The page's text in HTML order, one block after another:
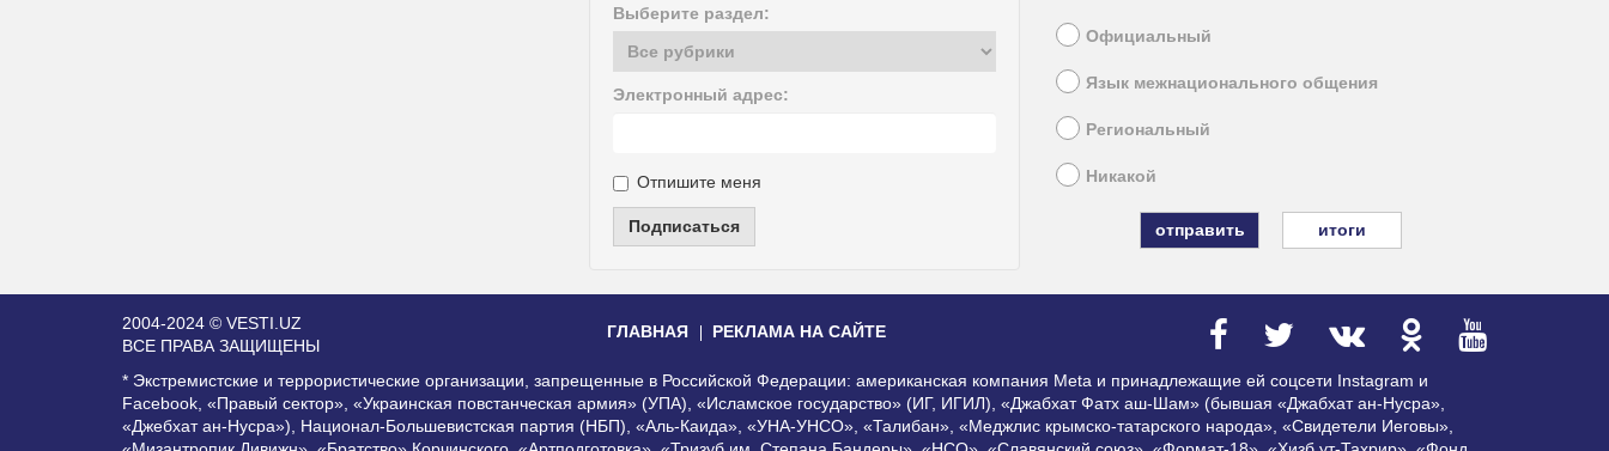
Выберите раздел:
Электронный адрес:
Отпишите меня
Подписаться
Официальный
Язык межнационального общения
Региональный
Никакой
итоги
2004-2024 © VESTI.UZ
ВСЕ ПРАВА ЗАЩИЩЕНЫ
ГЛАВНАЯ РЕКЛАМА НА САЙТЕ
* Экстремистские и террористические организации, запрещенные в Российской Федерации: американская компания Meta и принадлежащие ей соцсети Instagram и
Facebook, «Правый сектор», «Украинская повстанческая армия» (УПА), «Исламское государство» (ИГ, ИГИЛ), «Джабхат Фатх аш-Шам» (бывшая «Джабхат ан-Нусра»,
«Джебхат ан-Нусра»), Национал-Большевистская партия (НБП), «Аль-Каида», «УНА-УНСО», «Талибан», «Меджлис крымско-татарского народа», «Свидетели Иеговы»,